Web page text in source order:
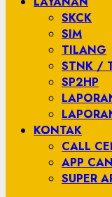
SKCK
SIM
TILANG
STNK /
SP2HP
KONTAK
CALL
APP
SUPER